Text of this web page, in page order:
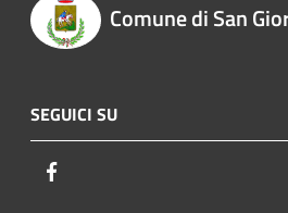
Comune di San
SEGUICI SU